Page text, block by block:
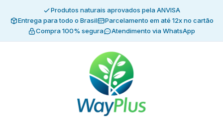
Produtos naturais aprovados pela ANVISA
Entrega para todo o Brasil
Parcelamento em até 12x no cartão
Compra 100% segura
Atendimento via WhatsApp